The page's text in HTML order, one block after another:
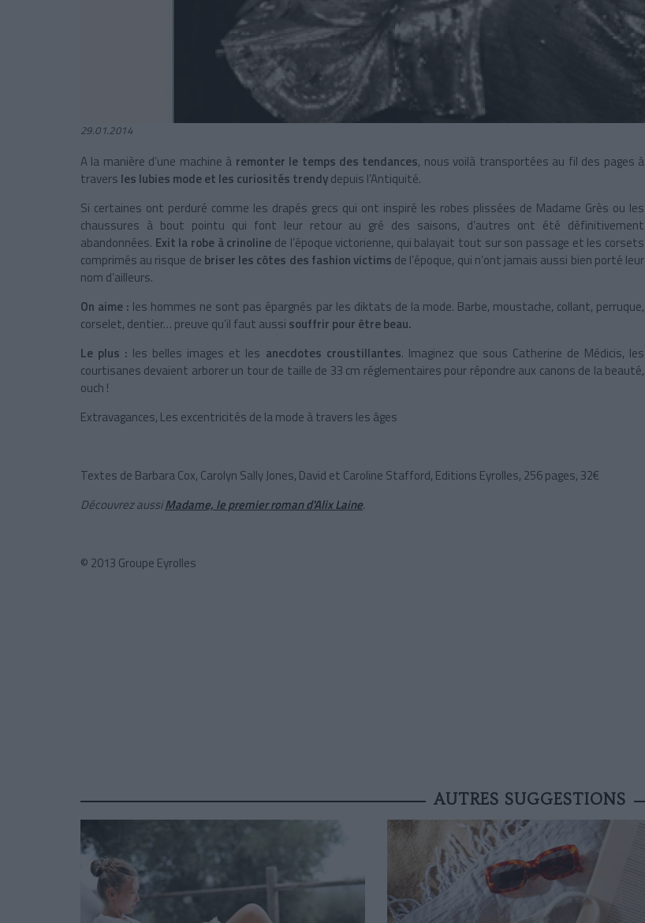
29.01.2014
A la manière d’une machine à remonter le temps des tendances, nous voilà transportées au fil des pages à
travers les lubies mode et les curiosités trendydepuis l’Antiquité.
Si certaines ont perduré comme les drapés grecs qui ont inspiré les robes plissées de Madame Grès ou les
chaussures à bout pointu qui font leur retour au gré des saisons, d’autres ont été définitivement
abandonnées. Exit la robe à crinoline de l’époque victorienne, qui balayait tout sur son passage et les corsets
comprimés au risque de briser les côtes des fashion victims de l’époque, qui n’ont jamais aussi bien porté leur
nom d’ailleurs.
On aime : les hommes ne sont pas épargnés par les diktats de la mode. Barbe, moustache, collant, perruque,
corselet, dentier… preuve qu’il faut aussi souffrir pour être beau.
Le plus : les belles images et les anecdotes croustillantes. Imaginez que sous Catherine de Médicis, les
courtisanes devaient arborer un tour de taille de 33 cm réglementaires pour répondre aux canons de la beauté,
ouch !
Extravagances, Les excentricités de la mode à travers les âges
Textes de Barbara Cox, Carolyn Sally Jones, David et Caroline Stafford, Editions Eyrolles, 256 pages, 32€
Découvrez aussiMadame, le premier roman d'Alix Laine.
© 2013 Groupe Eyrolles
AUTRES SUGGESTIONS